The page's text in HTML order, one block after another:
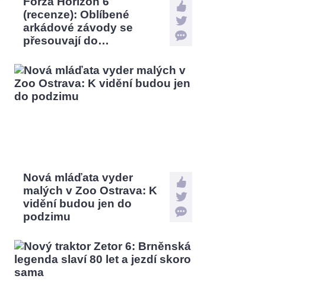
(recenze): Oblíbené
arkádové závody se
přesouvají do…
Nová mláďata vyder
malých v Zoo Ostrava: K
vidění budou jen do
podzimu